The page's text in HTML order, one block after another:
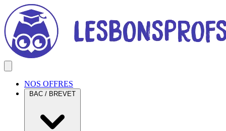
NOS OFFRES
BAC / BREVET